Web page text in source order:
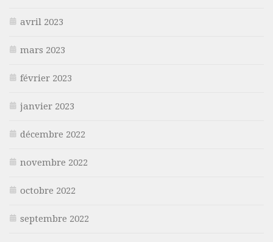
avril 2023
mars 2023
février 2023
janvier 2023
décembre 2022
novembre 2022
octobre 2022
septembre 2022